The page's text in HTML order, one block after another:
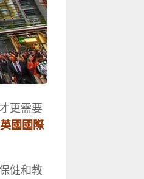
更需要
國國際
健和教